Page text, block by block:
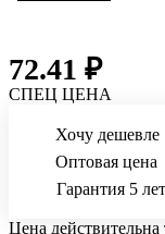
72.41 ₽
СПЕЦ ЦЕНА
Хочу дешевле
Оптовая цена
Гарантия 5 лет
Цена